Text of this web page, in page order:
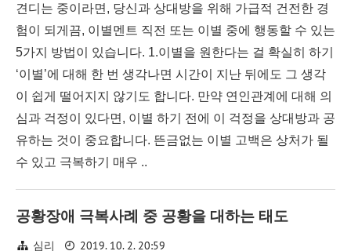
견디는 중이라면, 당신과 상대방을 위해 가급적 건전한 경
험이 되게끔, 이별멘트 직전 또는 이별 중에 행동할 수 있는
5가지 방법이 있습니다. 1.이별을 원한다는 걸 확실히 하기
‘이별’에 대해 한 번 생각나면 시간이 지난 뒤에도 그 생각
이 쉽게 떨어지지 않기도 합니다. 만약 연인관계에 대해 의
심과 걱정이 있다면, 이별 하기 전에 이 걱정을 상대방과 공
유하는 것이 중요합니다. 뜬금없는 이별 고백은 상처가 될
수 있고 극복하기 매우 ..
공황장애 극복사례 중 공황을 대하는 태도
심리 2019. 10. 2. 20:59